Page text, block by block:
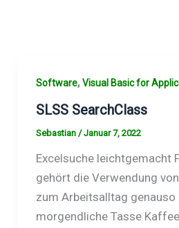
Software,Visual Basic for
SLSS SearchClass
Sebastian /Januar 7, 2022
Excelsuche leichtgemacht
gehört die Verwendung
zum Arbeitsalltag genauso
morgendliche Tasse